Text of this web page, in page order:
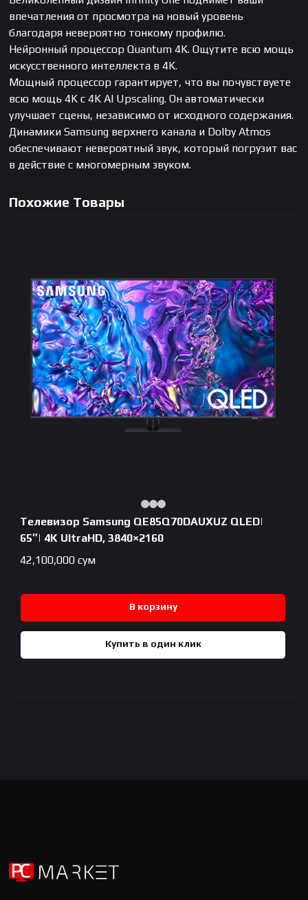
впечатления от просмотра на новый уровень
благодаря невероятно тонкому профилю.
Нейронный процессор Quantum 4K. Ощутите всю мощь
искусственного интеллекта в 4K.
Мощный процессор гарантирует, что вы почувствуете
всю мощь 4K с 4K AI Upscaling. Он автоматически
улучшает сцены, независимо от исходного содержания.
Динамики Samsung верхнего канала и Dolby Atmos
обеспечивают невероятный звук, который погрузит вас
в действие с многомерным звуком.
Похожие Товары
Телевизор Samsung QE85Q70DAUXUZ QLED|
65″| 4K UltraHD, 3840×2160
42,100,000 сум
В корзину
Купить в один клик